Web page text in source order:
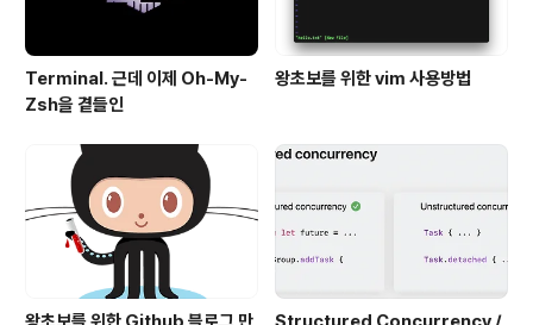
Terminal. 근데 이제 Oh-My-
Zsh을 곁들인
왕초보를 위한 vim 사용방법